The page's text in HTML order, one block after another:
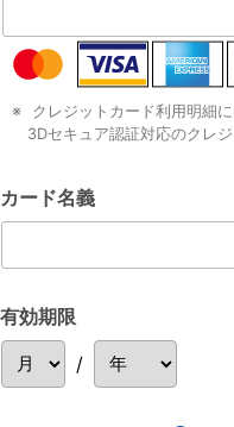
クレジットカード利用明細
3Dセキュア認証対応のクレ
カード名義
有効期限
/